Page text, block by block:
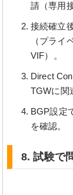
請（専用
接続確立
（プライ
VIF）。
Direct
TGWに関
BGP設定
を確認。
8. 試験で